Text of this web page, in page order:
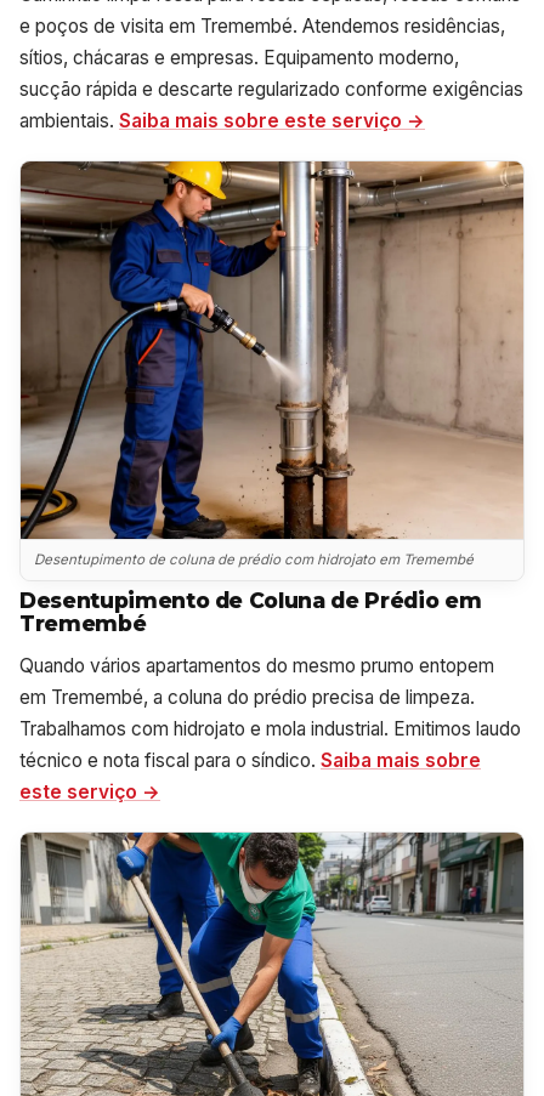
e poços de visita em Tremembé. Atendemos residências,
sítios, chácaras e empresas. Equipamento moderno,
sucção rápida e descarte regularizado conforme exigências
ambientais. Saiba mais sobre este serviço →
Desentupimento de coluna de prédio com hidrojato em Tremembé
Desentupimento de Coluna de Prédio em
Tremembé
Quando vários apartamentos do mesmo prumo entopem
em Tremembé, a coluna do prédio precisa de limpeza.
Trabalhamos com hidrojato e mola industrial. Emitimos laudo
técnico e nota fiscal para o síndico. Saiba mais sobre
este serviço →